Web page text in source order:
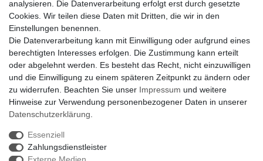
der Schweiz?
Kontaktieren Sie uns per Mail:Herstelleranfrage Vertrieb
Schweiz
Newsletter
Newsletter
Hiermit bestätige ich, dass ich dieDaten­schutz­erklärunggelesen habe. Meine
Einwilligung kann ich jederzeit widerrufen.**
analysieren. Die Datenverarbeitung erfolgt erst durch gesetzte
Cookies. Wir teilen diese Daten mit Dritten, die wir in den
Einstellungen benennen.
Die Datenverarbeitung kann mit Einwilligung oder aufgrund eines
berechtigten Interesses erfolgen. Die Zustimmung kann erteilt
oder abgelehnt werden. Es besteht das Recht, nicht einzuwilligen
und die Einwilligung zu einem späteren Zeitpunkt zu ändern oder
zu widerrufen. Beachten Sie unser Impressum und weitere
Hinweise zur Verwendung personenbezogener Daten in unserer
Daten­schutz­erklärung
Essenziell
Zahlungsdienstleister